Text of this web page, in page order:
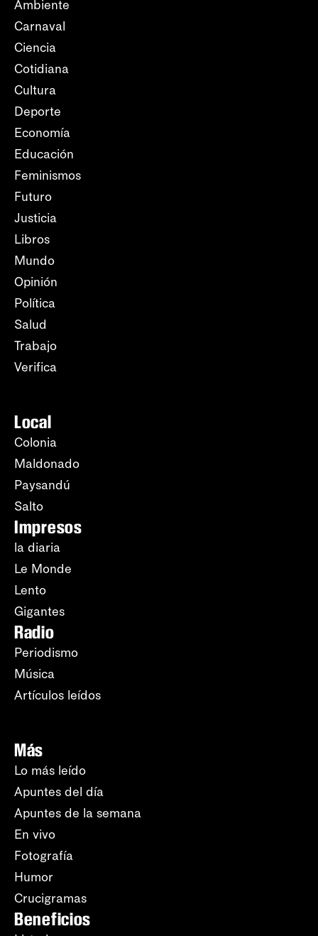
Ambiente
Carnaval
Ciencia
Cotidiana
Cultura
Deporte
Economía
Educación
Feminismos
Futuro
Justicia
Libros
Mundo
Opinión
Política
Salud
Trabajo
Verifica
Local
Colonia
Maldonado
Paysandú
Salto
Impresos
la diaria
Le Monde
Lento
Gigantes
Radio
Periodismo
Música
Artículos leídos
Más
Lo más leído
Apuntes del día
Apuntes de la semana
En vivo
Fotografía
Humor
Crucigramas
Beneficios